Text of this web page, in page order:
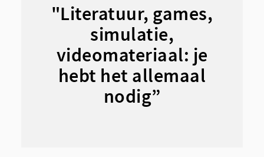
"Literatuur, games,
simulatie,
videomateriaal: je
hebt het allemaal
nodig”